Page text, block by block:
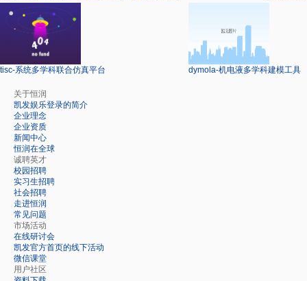
tisc-系统多学科联合仿真平台 dymola-机电液多学科建模工具
关于恒润
凯发娱乐登录的简介
企业理念
企业资质
新闻中心
恒润在全球
诚聘英才
校园招聘
实习生招聘
社会招聘
走进恒润
常见问题
市场活动
在线研讨会
凯发官方首页的线下活动
微信课堂
用户社区